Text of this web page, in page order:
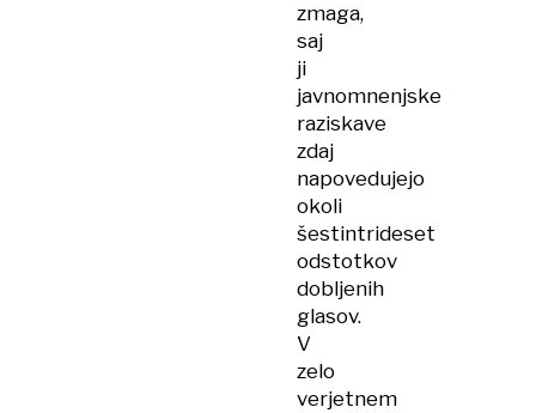
zmaga,
saj
ji
javnomnenjske
raziskave
zdaj
napovedujejo
okoli
šestintrideset
odstotkov
dobljenih
glasov.
V
zelo
verjetnem